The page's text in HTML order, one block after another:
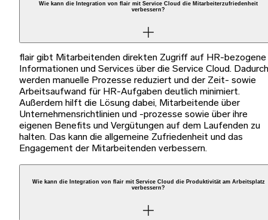
Wie kann die Integration von flair mit Service Cloud die Mitarbeiterzufriedenheit
verbessern?
flair gibt Mitarbeitenden direkten Zugriff auf HR-bezogene
Informationen und Services über die Service Cloud. Dadurch
werden manuelle Prozesse reduziert und der Zeit- sowie
Arbeitsaufwand für HR-Aufgaben deutlich minimiert.
Außerdem hilft die Lösung dabei, Mitarbeitende über
Unternehmensrichtlinien und -prozesse sowie über ihre
eigenen Benefits und Vergütungen auf dem Laufenden zu
halten. Das kann die allgemeine Zufriedenheit und das
Engagement der Mitarbeitenden verbessern.
Wie kann die Integration von flair mit Service Cloud die Produktivität am Arbeitsplatz
verbessern?